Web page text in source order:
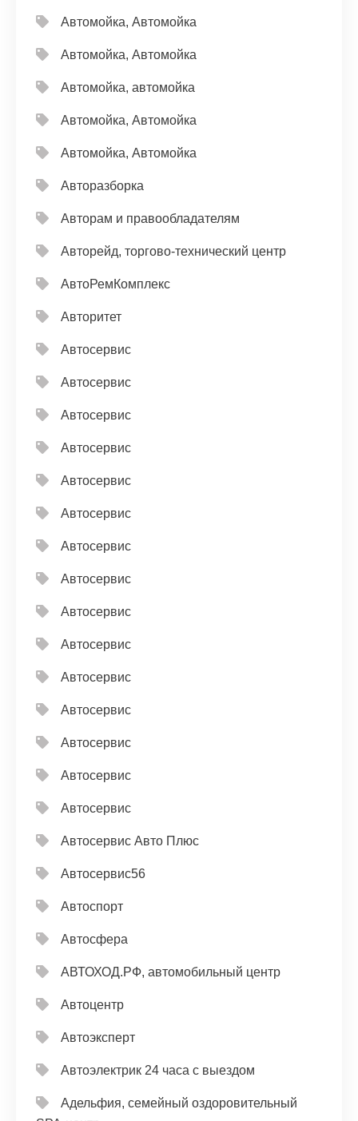
Автомойка, Автомойка
Автомойка, Автомойка
Автомойка, автомойка
Автомойка, Автомойка
Автомойка, Автомойка
Авторазборка
Авторам и правообладателям
Авторейд, торгово-технический центр
АвтоРемКомплекс
Авторитет
Автосервис
Автосервис
Автосервис
Автосервис
Автосервис
Автосервис
Автосервис
Автосервис
Автосервис
Автосервис
Автосервис
Автосервис
Автосервис
Автосервис
Автосервис
Автосервис Авто Плюс
Автосервис56
Автоспорт
Автосфера
АВТОХОД.РФ, автомобильный центр
Автоцентр
Автоэксперт
Автоэлектрик 24 часа с выездом
Адельфия, семейный оздоровительный